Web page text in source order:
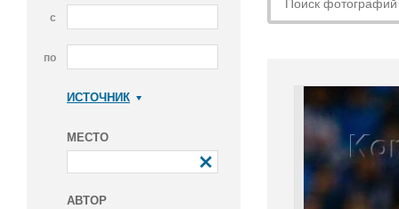
с
по
ИСТОЧНИК
МЕСТО
АВТОР